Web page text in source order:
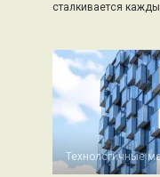
сталкивается
Технологичные